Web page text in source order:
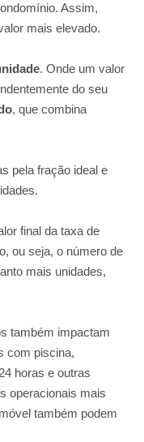
Assim,
mais elevado.
. Onde um valor
do seu
, que combina
pela fração ideal e
final da taxa de
ou seja, o número de
mais unidades,
também impactam
com piscina,
horas e outras
operacionais mais
também podem